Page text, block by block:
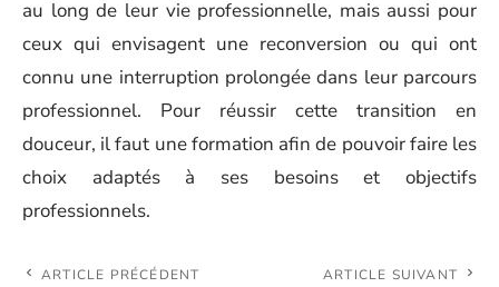
au long de leur vie professionnelle, mais aussi pour
ceux qui envisagent une reconversion ou qui ont
connu une interruption prolongée dans leur parcours
professionnel. Pour réussir cette transition en
douceur, il faut une formation afin de pouvoir faire les
choix adaptés à ses besoins et objectifs
professionnels.
ARTICLE PRÉCÉDENT ARTICLE SUIVANT